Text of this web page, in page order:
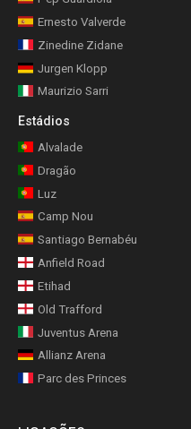
Ernesto Valverde
Zinedine Zidane
Jurgen Klopp
Maurizio Sarri
Estádios
Alvalade
Dragão
Luz
Camp Nou
Santiago Bernabéu
Anfield Road
Etihad
Old Trafford
Juventus Arena
Allianz Arena
Parc des Princes